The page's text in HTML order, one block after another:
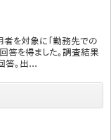
者を対象に「勤務先での
答を得ました。調査結果
答。出...